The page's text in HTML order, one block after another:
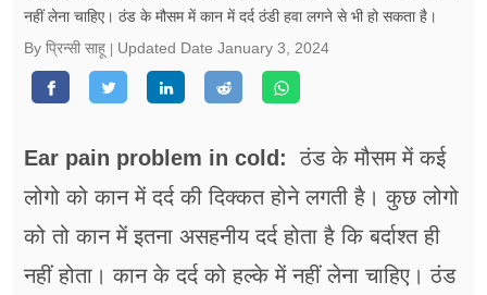
वीडियो
रिलेशनशिप
सेहत
ब्‍यूटी
नहीं लेना चाहिए। ठंड के मौसम में कान में दर्द ठंडी हवा लगने से भी हो सकता है।
By प्रिन्सी साहू
Updated Date January 3, 2024
Ear pain problem in cold: ठंड के मौसम में कई
लोगो को कान में दर्द की दिक्कत होने लगती है। कुछ लोगो
को तो कान में इतना असहनीय दर्द होता है कि बर्दाश्त ही
नहीं होता। कान के दर्द को हल्के में नहीं लेना चाहिए। ठंड